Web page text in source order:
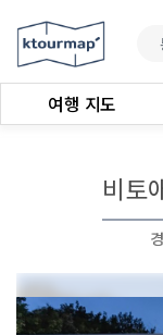
여행 지도
비토